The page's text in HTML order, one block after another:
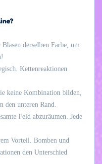
derselben Farbe, um
Kettenreaktionen
keine Kombination bilden,
den unteren Rand.
Feld abzuräumen. Jede
Vorteil. Bomben und
den Unterschied